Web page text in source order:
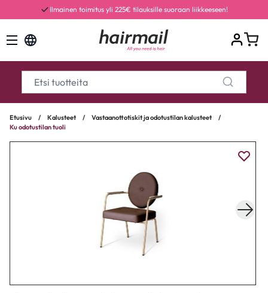
Ilmainen toimitus yli 225€ tilauksille suoraan liikkeeseen!
Etusivu / Kalusteet / Vastaanottotiskit ja odotustilan kalusteet
/
Ku odotustilan tuoli